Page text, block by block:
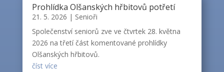
Prohlídka Olšanských hřbitovů potřetí
21. 5. 2026 | Senioři
Společenství seniorů zve ve čtvrtek 28. května
2026 na třetí část komentované prohlídky
Olšanských hřbitovů.
číst více